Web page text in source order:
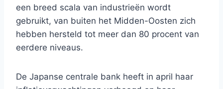
een breed scala van industrieën wordt
gebruikt, van buiten het Midden-Oosten zich
hebben hersteld tot meer dan 80 procent van
eerdere niveaus.
De Japanse centrale bank heeft in april haar